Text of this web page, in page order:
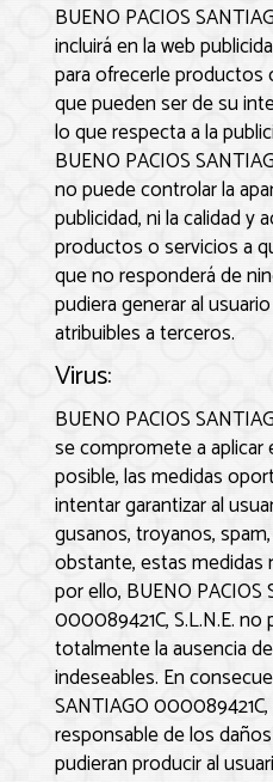
BUENO PACIOS
incluirá en la web
para ofrecerle
que pueden ser de su
lo que respecta a la
BUENO PACIOS
no puede controlar la
publicidad, ni la calidad y
productos o servicios a
que no responderá de
pudiera generar al
atribuibles a terceros.
Virus:
BUENO PACIOS
se compromete a aplicar
posible, las medidas
intentar garantizar al
gusanos, troyanos,
obstante, estas medidas
por ello, BUENO PACIOS
000089421C, S.L.N.E.no
totalmente la ausencia
indeseables. En
SANTIAGO 000089421C,
responsable de los
pudieran producir al